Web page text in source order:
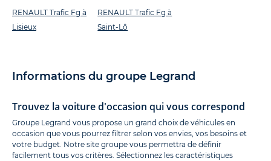
RENAULT Trafic Fg à
Lisieux
RENAULT Trafic Fg à
Saint-Lô
Informations du groupe Legrand
Trouvez la voiture d'occasion qui vous correspond
Groupe Legrand vous propose un grand choix de véhicules en
occasion que vous pourrez filtrer selon vos envies, vos besoins et
votre budget. Notre site groupe vous permettra de définir
facilement tous vos critères. Sélectionnez les caractéristiques